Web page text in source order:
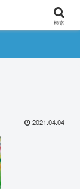
2021.04.04
検索